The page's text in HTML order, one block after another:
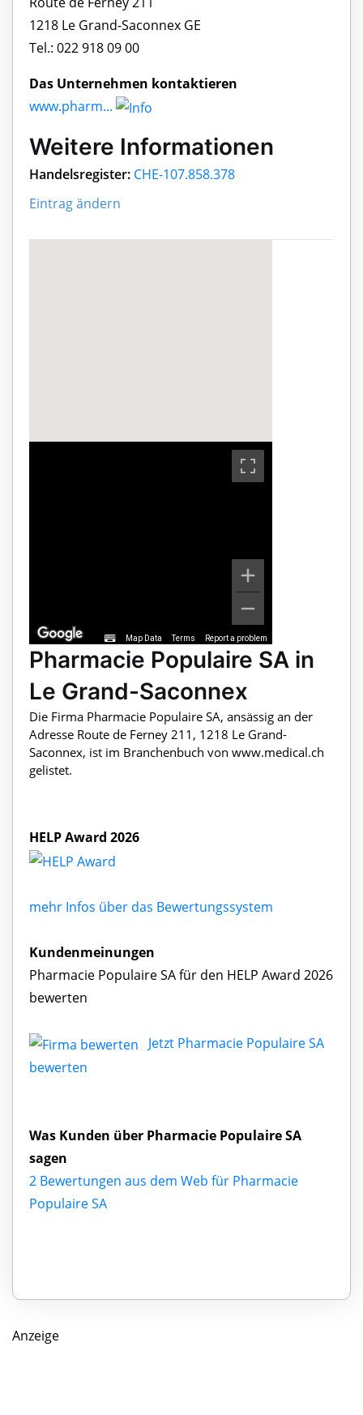
1218 Le Grand-Saconnex GE
Tel.: 022 918 09 00
Das Unternehmen kontaktieren
www.pharm...
Weitere Informationen
Handelsregister: CHE-107.858.378
Eintrag ändern
Map Data Terms Report a problem
Pharmacie Populaire SA in
Le Grand-Saconnex
Die Firma Pharmacie Populaire SA, ansässig an der
Adresse Route de Ferney 211, 1218 Le Grand-
Saconnex, ist im Branchenbuch von www.medical.ch
gelistet.
HELP Award 2026
mehr Infos über das Bewertungssystem
Kundenmeinungen
Pharmacie Populaire SA für den HELP Award 2026
bewerten
Jetzt Pharmacie Populaire SA
bewerten
Was Kunden über Pharmacie Populaire SA
sagen
2 Bewertungen aus dem Web für Pharmacie
Populaire SA
Anzeige